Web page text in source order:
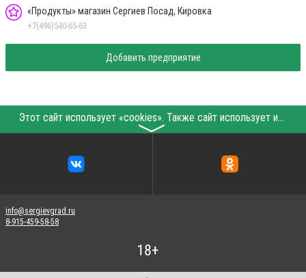
«Продукты» магазин Сергиев Посад, Кировка
+7(496)540-65-63
Добавить предприятие
Этот сайт использует «cookies». Также сайт использует интернет-сервис для сбора технических данных касательно посетителей с целью получения маркетинговой и статистической информации. Условия обработки данных посетителей сайта см.
〉
info@sergievgrad.ru
8-915-459-58-58